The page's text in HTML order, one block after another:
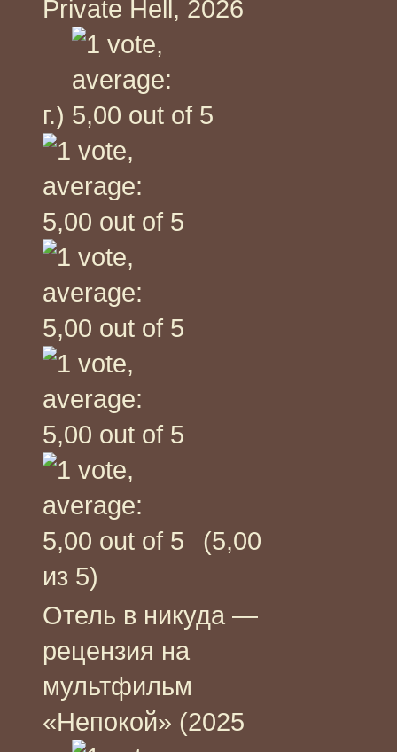
Private Hell, 2026
г.)
(5,00
из 5)
Отель в никуда —
рецензия на
мультфильм
«Непокой» (2025